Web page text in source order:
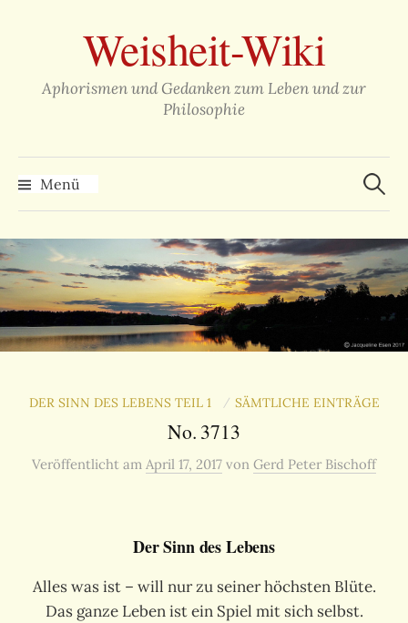
überspringenWeisheit-Wiki
Aphorismen und Gedanken zum Leben und zur
Philosophie
Menü
Suchen
nach:
DER SINN DES LEBENS TEIL 1 / SÄMTLICHE EINTRÄGE
No. 3713
Veröffentlicht am April 17, 2017 von Gerd Peter Bischoff
Der Sinn des Lebens
Alles was ist – will nur zu seiner höchsten Blüte.
Das ganze Leben ist ein Spiel mit sich selbst.